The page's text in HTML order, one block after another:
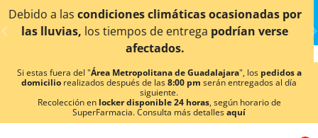
< div class="carousel-inner">
ocasionadas por
podrían verse
¡Ahora también en
conocer
Si estas fuera del "Área Metropolitana de Guadalajara", los pedidos a
domicilio realizados después de las8:00 pm serán entregados al día
siguiente.
Recolección en locker disponible 24 horas, según horario de
SuperFarmacia. Consulta más detallesaquí